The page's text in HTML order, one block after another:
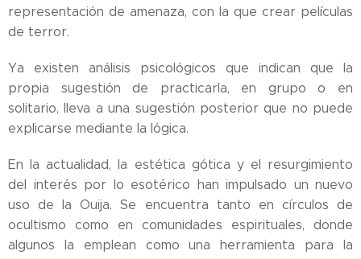
representación de amenaza, con la que crear películas
de terror.
Ya existen análisis psicológicos que indican que la
propia sugestión de practicarla, en grupo o en
solitario, lleva a una sugestión posterior que no puede
explicarse mediante la lógica.
En la actualidad, la estética gótica y el resurgimiento
del interés por lo esotérico han impulsado un nuevo
uso de la Ouija. Se encuentra tanto en círculos de
ocultismo como en comunidades espirituales, donde
algunos la emplean como una herramienta para la